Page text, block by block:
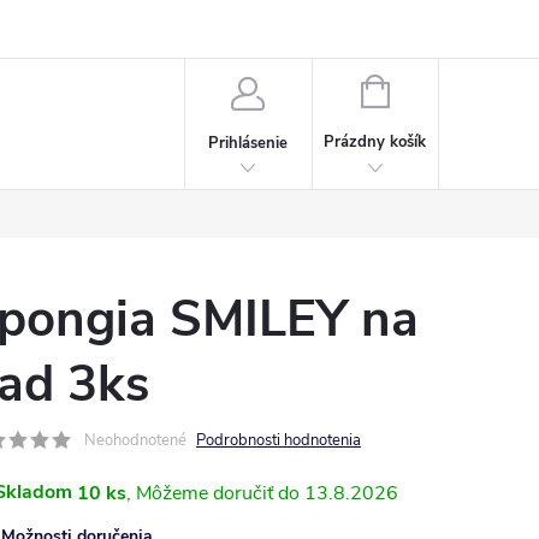
Prihlásenie
NÁKUPNÝ
Prázdny košík
SMILEY na
3ks
Neohodnotené Podrobnosti hodnotenia
10 ks 13.8.2026